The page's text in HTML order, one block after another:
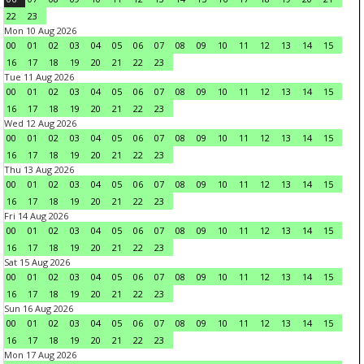
22
23
Mon 10 Aug 2026
00
01 02 03 04 05 06 07 08 09 10 11 12 13 14
15
16
17 18 19 20 21 22
23
Tue 11 Aug 2026
00
01 02 03 04 05 06 07 08 09 10 11 12 13 14
15
16
17 18 19 20 21 22
23
Wed 12 Aug 2026
00
01 02 03 04 05 06 07 08 09 10 11 12 13 14
15
16
17 18 19 20 21 22
23
Thu 13 Aug 2026
00
01 02 03 04 05 06 07 08 09 10 11 12 13 14
15
16
17 18 19 20 21 22
23
Fri 14 Aug 2026
00
01 02 03 04 05 06 07 08 09 10 11 12 13 14
15
16
17 18 19 20 21 22
23
Sat 15 Aug 2026
00
01 02 03 04 05 06 07 08 09 10 11 12 13 14
15
16
17 18 19 20 21 22
23
Sun 16 Aug 2026
00
01 02 03 04 05 06 07 08 09 10 11 12 13 14
15
16
17 18 19 20 21 22
23
Mon 17 Aug 2026